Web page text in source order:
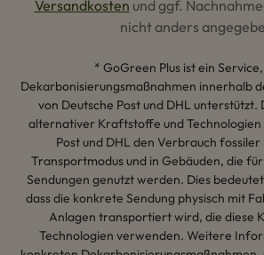
Versandkosten und ggf.
nicht anders
* GoGreen Plus ist ein
Dekarbonisierungsmaßnahmen innerhalb
von Deutsche Post und DHL unterstützt.
alternativer Kraftstoffe und Technologien
Post und DHL den Verbrauch
Transportmodus und in Gebäuden, die
Sendungen genutzt werden. Dies
dass die konkrete Sendung physisch mit
Anlagen transportiert wird, die diese
Technologien verwenden. Weitere